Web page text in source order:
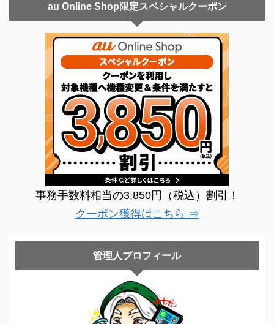
au Online Shop限定スペシャルクーポン
事務手数料相当の3,850円（税込）割引！
クーポン獲得はこちら ⇒
管理人プロフィール